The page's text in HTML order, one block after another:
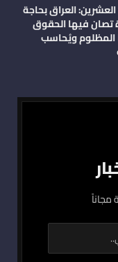
العراق بحاجة
تصان فيها الحقوق
المظلوم ويُحاسب
مجاناً